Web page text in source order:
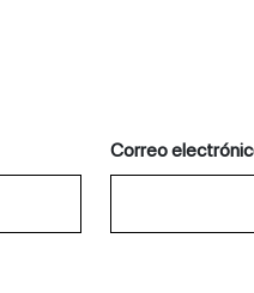
Correo